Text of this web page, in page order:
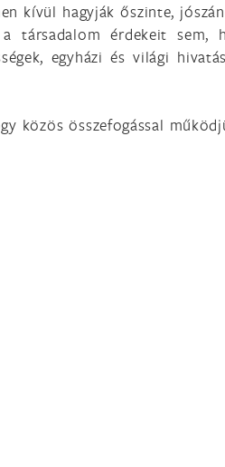
kívül hagyják őszinte,
társadalom érdekeit sem,
egyházi és világi
közös összefogással